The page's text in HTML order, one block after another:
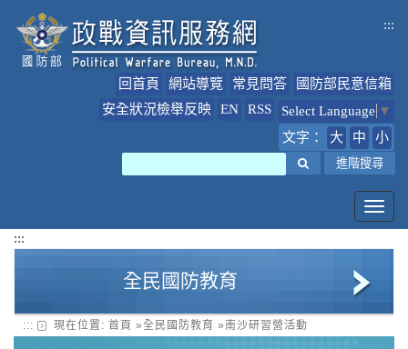
:::
回首頁 網站導覽 常見問答
國防部民意信箱
安全狀況檢舉反映
EN RSS Select Language ▼
文字：
大 中 小
進階搜尋
:::
全民國防教育
全民國防教育簡介
::: 現在位置: 首頁 »全民國防教育 »南沙研習營活動